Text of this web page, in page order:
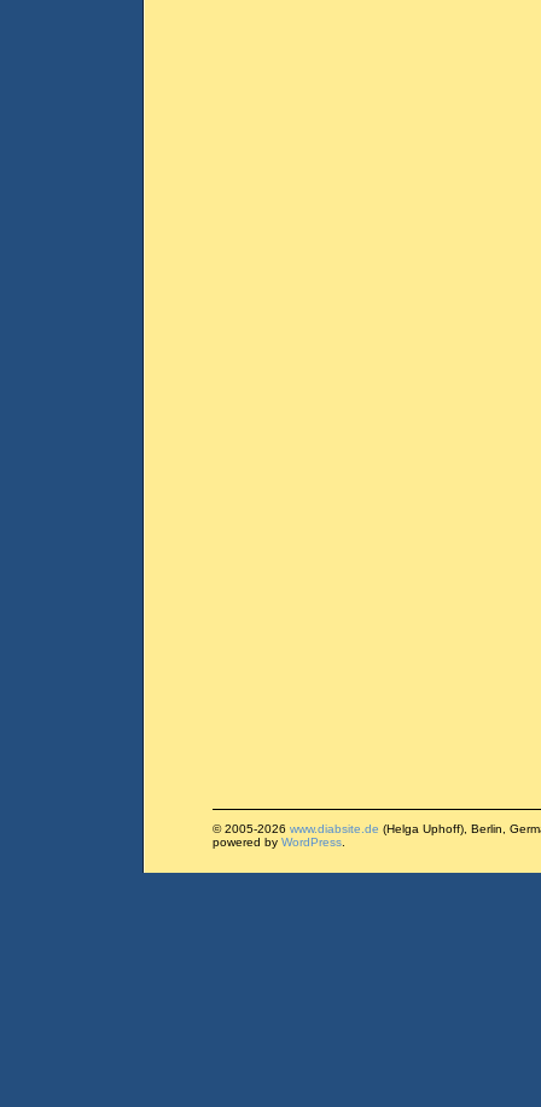
© 2005-2026 www.diabsite.de (Helga Uphoff), Berlin,
powered by WordPress.